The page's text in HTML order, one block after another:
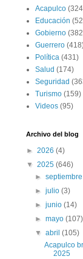
Acapulco
Educación
Gobierno
Guerrero
Política (431)
Salud (174)
Seguridad
Turismo (159)
Videos (95)
Archivo del blog
► 2026 (4)
▼ 2025 (646)
►
►julio(3)
►junio(14)
►mayo(107)
▼abril(105)
Acapulco
2025